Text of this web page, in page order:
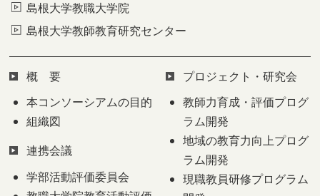
島根大学教職大学院
島根大学教師教育研究センター
概 要
本コンソーシアムの目的
組織図
連携会議
学部活動評価委員会
プロジェクト・研究会
教師力育成・評価プログ
ラム開発
地域の教育力向上プログ
ラム開発
現職教員研修プログラム